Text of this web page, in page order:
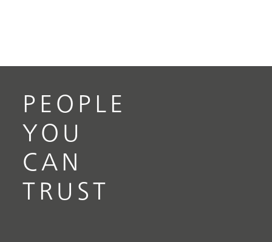
PEOPLE
YOU
CAN
TRUST